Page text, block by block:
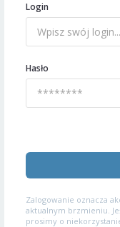
Login
Hasło
Zalogowanie oznacza
aktualnym brzmieniu.
prosimy o